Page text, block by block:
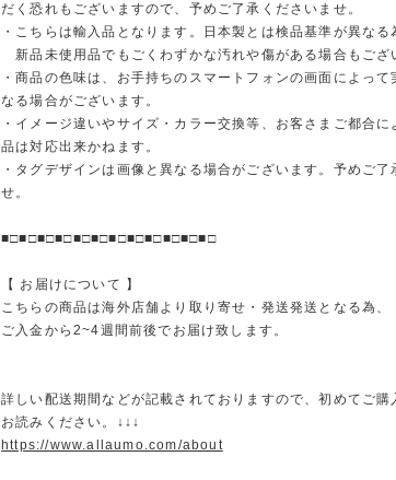
だく恐れもございますので、予めご了承くださいませ。
・こちらは輸入品となります。日本製とは検品基準が異なる
新品未使用品でもごくわずかな汚れや傷がある場合もござ
・商品の色味は、お手持ちのスマートフォンの画面によって
なる場合がございます。
・イメージ違いやサイズ・カラー交換等、お客さまご都合に
品は対応出来かねます。
・タグデザインは画像と異なる場合がございます。予めご了
せ。
■□■□■□■□■□■□■□■□■□■□■□■□
【 お届けについて 】
こちらの商品は海外店舗より取り寄せ・発送発送となる為、
ご入金から2~4週間前後でお届け致します。
詳しい配送期間などが記載されておりますので、初めてご購
お読みください。↓↓↓
https://www.allaumo.com/about